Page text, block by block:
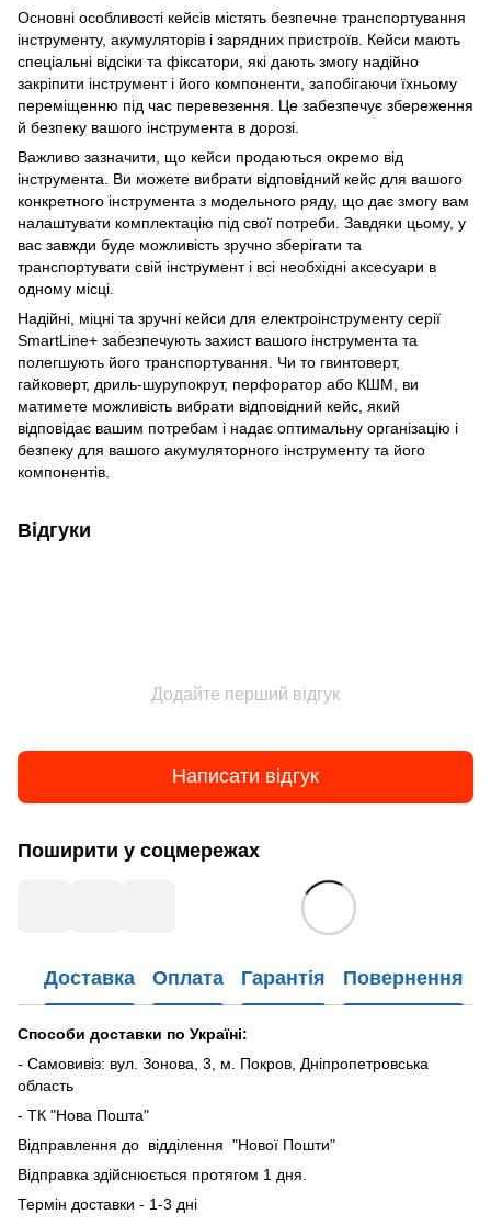
Основні особливості кейсів містять безпечне транспортування
інструменту, акумуляторів і зарядних пристроїв. Кейси мають
спеціальні відсіки та фіксатори, які дають змогу надійно
закріпити інструмент і його компоненти, запобігаючи їхньому
переміщенню під час перевезення. Це забезпечує збереження
й безпеку вашого інструмента в дорозі.
Важливо зазначити, що кейси продаються окремо від
інструмента. Ви можете вибрати відповідний кейс для вашого
конкретного інструмента з модельного ряду, що дає змогу вам
налаштувати комплектацію під свої потреби. Завдяки цьому, у
вас завжди буде можливість зручно зберігати та
транспортувати свій інструмент і всі необхідні аксесуари в
одному місці.
Надійні, міцні та зручні кейси для електроінструменту серії
SmartLine+ забезпечують захист вашого інструмента та
полегшують його транспортування. Чи то гвинтоверт,
гайковерт, дриль-шурупокрут, перфоратор або КШМ, ви
матимете можливість вибрати відповідний кейс, який
відповідає вашим потребам і надає оптимальну організацію і
безпеку для вашого акумуляторного інструменту та його
компонентів.
Відгуки
Додайте перший відгук
Написати відгук
Поширити у соцмережах
Доставка Оплата Гарантія Повернення
Способи доставки по Україні:
- Самовивіз: вул. Зонова, 3, м. Покров, Дніпропетровська
область
- ТК "Нова Пошта"
Відправлення до відділення "Нової Пошти"
Відправка здійснюється протягом 1 дня.
Термін доставки - 1-3 дні